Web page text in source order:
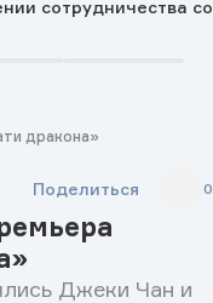
сотрудничества со
дракона»
Поделиться 0
Джеки Чан и